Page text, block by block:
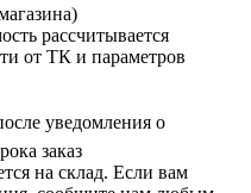
рассчитывается
от ТК и параметров
уведомления о
заказ
на склад. Если вам